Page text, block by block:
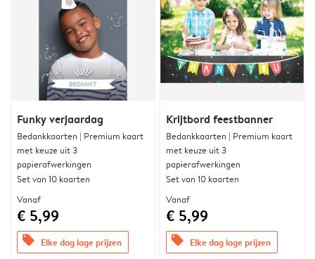
Funky verjaardag
Bedankkaarten | Premium kaart
met keuze uit 3
papierafwerkingen
Set van 10 kaarten
Vanaf
€ 5,99
offers Elke dag lage prijzen
Krijtbord feestbanner
Bedankkaarten | Premium kaart
met keuze uit 3
papierafwerkingen
Set van 10 kaarten
Vanaf
€ 5,99
offers Elke dag lage prijzen